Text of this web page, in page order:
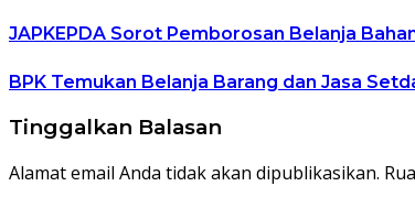
JAPKEPDA Sorot Pemborosan Belanja
BPK Temukan Belanja Barang dan Jasa
Tinggalkan Balasan
Alamat email Anda tidak akan dipublikasikan.